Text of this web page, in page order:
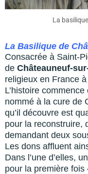
La
La Basilique de
Consacrée à Saint-
de Châteauneuf-
religieux en France
L’histoire
nommé à la cure de
qu’il découvre est
pour la reconstruire,
demandant deux
Les dons affluent
Dans l’une d’elles,
pour la première